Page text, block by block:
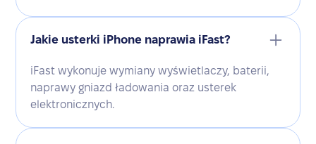
Jakie usterki iPhone naprawia iFast?
iFast wykonuje wymiany wyświetlaczy, baterii,
naprawy gniazd ładowania oraz usterek
elektronicznych.